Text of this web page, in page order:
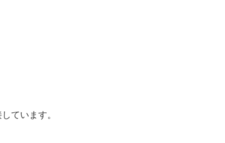
ています。